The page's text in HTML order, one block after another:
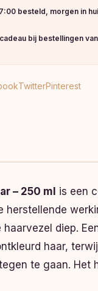
besteld, morgen in
bij bestellingen
TwitterPinterest
– 250 ml is een
diep.
haar,
te gaan.